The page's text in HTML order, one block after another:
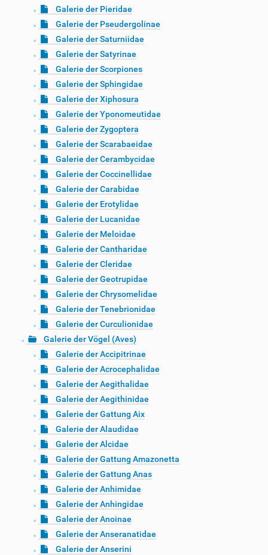
Galerie der Pieridae
Galerie der Pseudergolinae
Galerie der Saturniidae
Galerie der Satyrinae
Galerie der Scorpiones
Galerie der Sphingidae
Galerie der Xiphosura
Galerie der Yponomeutidae
Galerie der Zygoptera
Galerie der Scarabaeidae
Galerie der Cerambycidae
Galerie der Coccinellidae
Galerie der Carabidae
Galerie der Erotylidae
Galerie der Lucanidae
Galerie der Meloidae
Galerie der Cantharidae
Galerie der Cleridae
Galerie der Geotrupidae
Galerie der Chrysomelidae
Galerie der Tenebrionidae
Galerie der Curculionidae
Galerie der Vögel (Aves)
Galerie der Accipitrinae
Galerie der Acrocephalidae
Galerie der Aegithalidae
Galerie der Aegithinidae
Galerie der Gattung Aix
Galerie der Alaudidae
Galerie der Alcidae
Galerie der Gattung Amazonetta
Galerie der Gattung Anas
Galerie der Anhimidae
Galerie der Anhingidae
Galerie der Anoinae
Galerie der Anseranatidae
Galerie der Anserini